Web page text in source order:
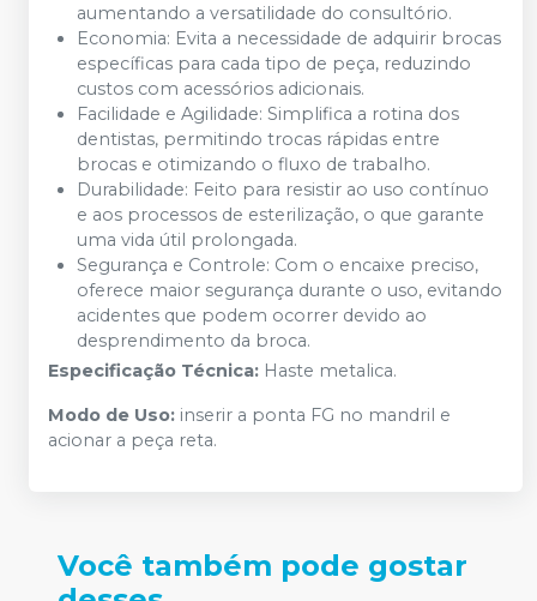
aumentando a versatilidade do consultório.
Economia: Evita a necessidade de adquirir brocas
específicas para cada tipo de peça, reduzindo
custos com acessórios adicionais.
Facilidade e Agilidade: Simplifica a rotina dos
dentistas, permitindo trocas rápidas entre
brocas e otimizando o fluxo de trabalho.
Durabilidade: Feito para resistir ao uso contínuo
e aos processos de esterilização, o que garante
uma vida útil prolongada.
Segurança e Controle: Com o encaixe preciso,
oferece maior segurança durante o uso, evitando
acidentes que podem ocorrer devido ao
desprendimento da broca.
Especificação Técnica: Haste metalica.
Modo de Uso: inserir a ponta FG no mandril e
acionar a peça reta.
Você também pode gostar